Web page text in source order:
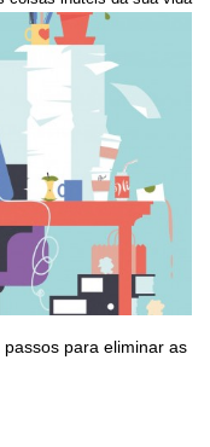
para eliminar as